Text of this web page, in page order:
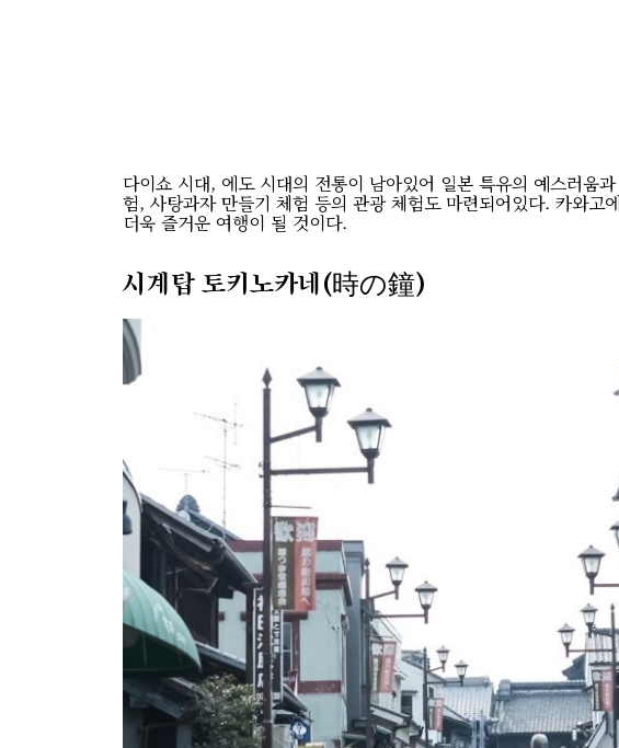
다이쇼 시대, 에도 시대의 전통이 남아있어 일본 특유의 예스러움
험, 사탕과자 만들기 체험 등의 관광 체험도 마련되어있다. 카와고
더욱 즐거운 여행이 될 것이다.
시계탑 토키노카네(時の鐘)